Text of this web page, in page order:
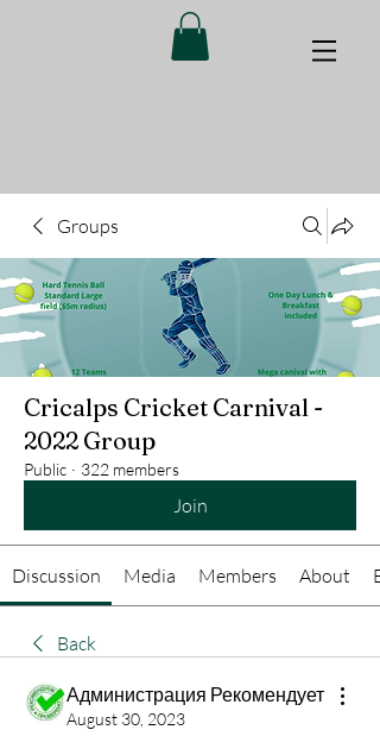
Groups
Cricalps Cricket Carnival -
2022 Group
Public · 322 members
Join
Discussion Media Members About
Back
Администрация Рекомендует
August 30, 2023